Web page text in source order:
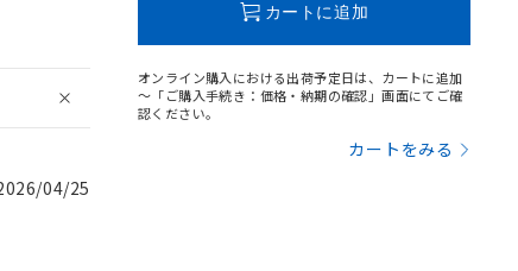
04/25
カートに追加
オンライン購入における出荷予定日は、カートに追加
～「ご購入手続き：価格・納期の確認」画面にてご確
認ください。
カートをみる